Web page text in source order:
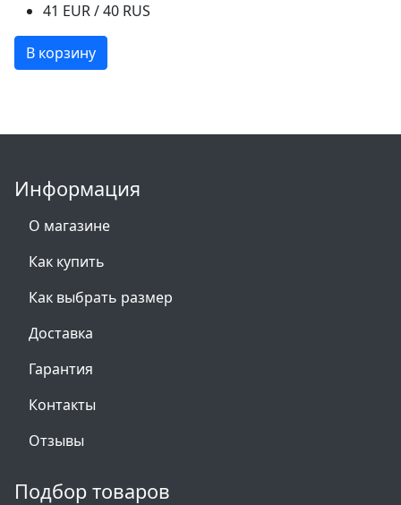
41 EUR / 40 RUS
В корзину
Информация
О магазине
Как купить
Как выбрать размер
Доставка
Гарантия
Контакты
Отзывы
Подбор товаров